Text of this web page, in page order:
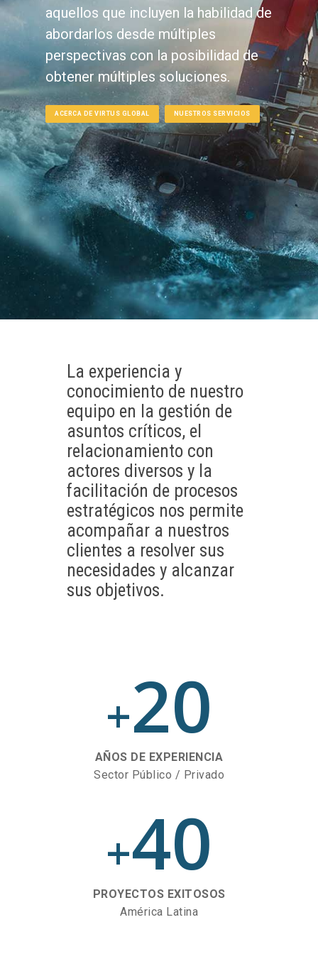
aquellos que incluyen la habilidad de
abordarlos desde múltiples
perspectivas con la posibilidad de
obtener múltiples soluciones.
ACERCA DE VIRTUS GLOBAL NUESTROS SERVICIOS
La experiencia y
conocimiento de nuestro
equipo en la gestión de
asuntos críticos, el
relacionamiento con
actores diversos y la
facilitación de procesos
estratégicos nos permite
acompañar a nuestros
clientes a resolver sus
necesidades y alcanzar
sus objetivos.
+20
AÑOS DE EXPERIENCIA
Sector Público / Privado
+40
PROYECTOS EXITOSOS
América Latina